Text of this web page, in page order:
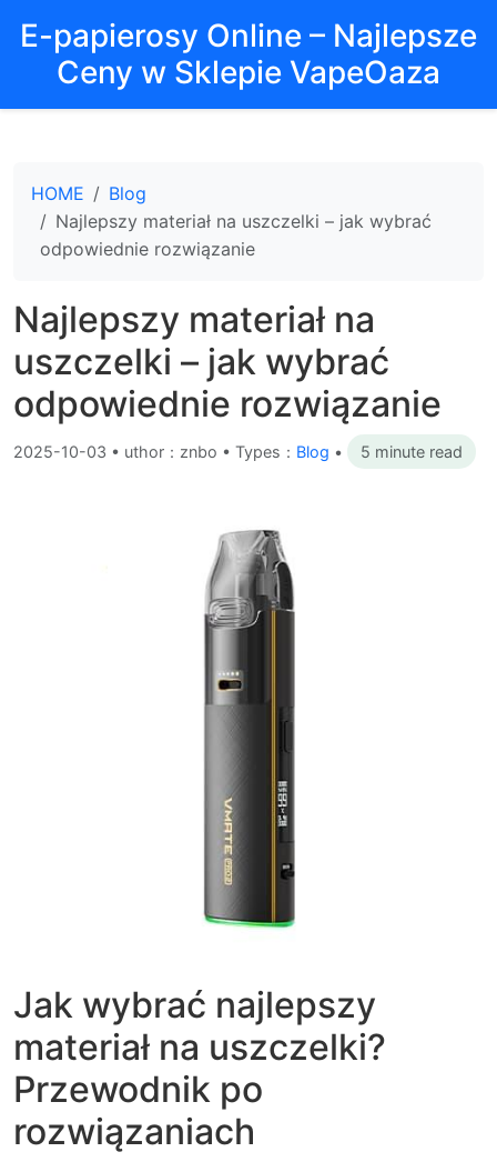
E-papierosy Online – Najlepsze
Ceny w Sklepie VapeOaza
HOME
Blog
Najlepszy materiał na uszczelki – jak wybrać
odpowiednie rozwiązanie
Najlepszy materiał na
uszczelki – jak wybrać
odpowiednie rozwiązanie
2025-10-03 • uthor：znbo • Types： Blog • 5 minute read
Jak wybrać najlepszy
materiał na uszczelki?
Przewodnik po
rozwiązaniach